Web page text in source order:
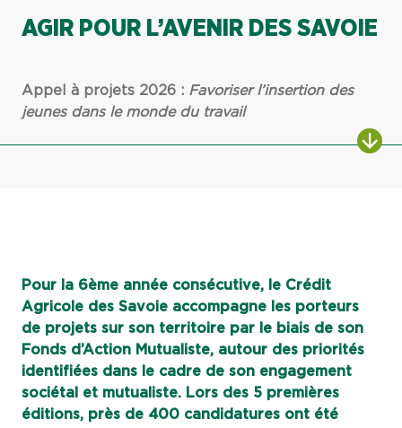
AGIR POUR L’AVENIR DES SAVOIE
Appel à projets 2026 : Favoriser l’insertion des
jeunes dans le monde du travail
Pour la 6ème année consécutive, le Crédit
Agricole des Savoie accompagne les porteurs
de projets sur son territoire par le biais de son
Fonds d’Action Mutualiste, autour des priorités
identifiées dans le cadre de son engagement
sociétal et mutualiste. Lors des 5 premières
éditions, près de 400 candidatures ont été